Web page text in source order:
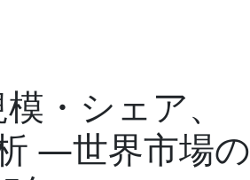
・シェア、
―世界市場の